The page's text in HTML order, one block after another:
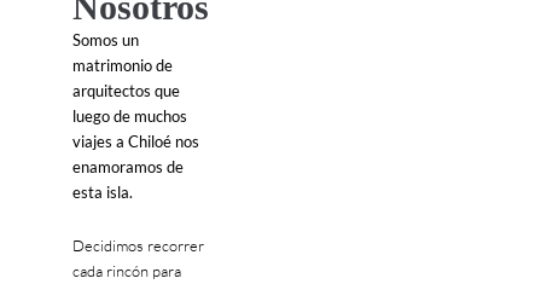
Somos un
matrimonio de
arquitectos que
luego de muchos
viajes a Chiloé nos
enamoramos de
esta isla.
Decidimos recorrer
cada rincón para